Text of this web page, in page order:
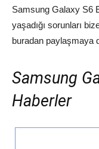
Samsung Galaxy S6
yaşadığı sorunları
buradan paylaşmaya
Samsung
Haberler